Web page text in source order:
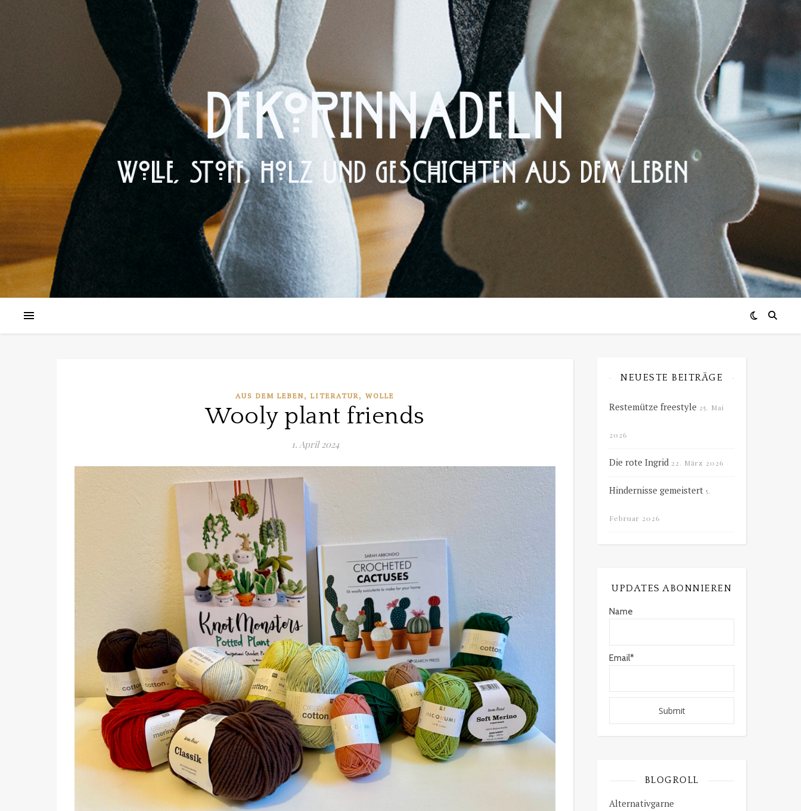
AUS DEM LEBEN, LITERATUR, WOLLE
Wooly plant friends
1. April 2024
NEUESTE BEITRÄGE
Restemütze freestyle 25. Mai
2026
Die rote Ingrid 22. März 2026
Hindernisse gemeistert 5.
Februar 2026
UPDATES ABONNIEREN
Name
Email*
BLOGROLL
Alternativgarne